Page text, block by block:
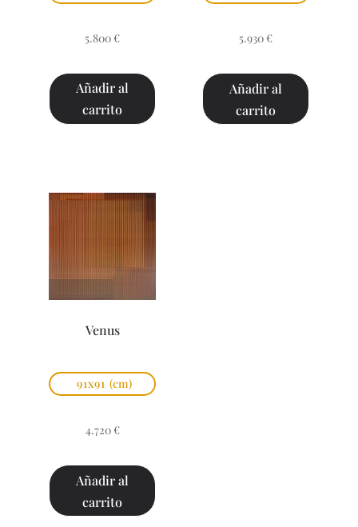
5.800 €
Añadir al
carrito
5.930 €
Añadir al
carrito
Venus
91x91 (cm)
4.720 €
Añadir al
carrito